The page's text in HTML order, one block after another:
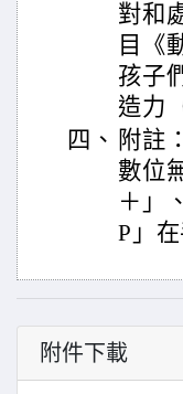
對和
目《
孩子
造力
四、 附註
數位
＋」
P」
附件下載